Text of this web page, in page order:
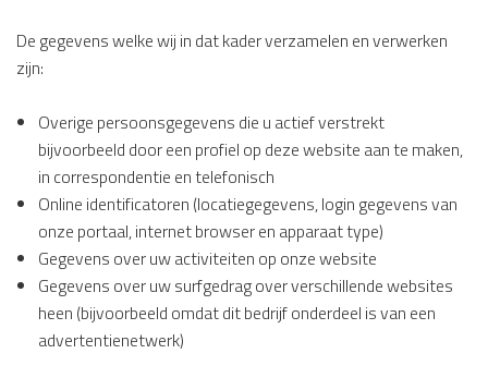
De gegevens welke wij in dat kader verzamelen en verwerken
zijn:
Overige persoonsgegevens die u actief verstrekt
bijvoorbeeld door een profiel op deze website aan te maken,
in correspondentie en telefonisch
Online identificatoren (locatiegegevens, login gegevens van
onze portaal, internet browser en apparaat type)
Gegevens over uw activiteiten op onze website
Gegevens over uw surfgedrag over verschillende websites
heen (bijvoorbeeld omdat dit bedrijf onderdeel is van een
advertentienetwerk)